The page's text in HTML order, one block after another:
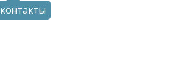
контакты